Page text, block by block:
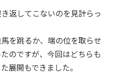
き返してこないのを見計らっ
を跳るか、端の位を取らせ
のですが、今回はどちらも
展開もできました。